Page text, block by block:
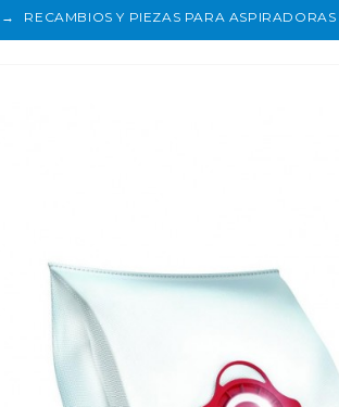
→ RECAMBIOS Y PIEZAS PARA ASPIRADORAS